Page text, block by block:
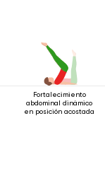
Fortalecimiento
abdominal dinámico
en posición acostada